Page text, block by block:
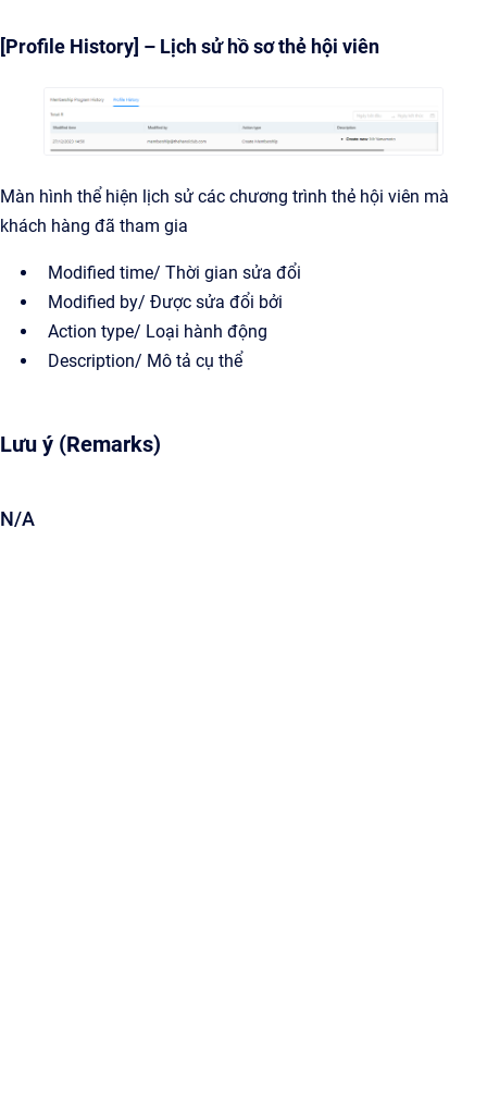
[Profile History] – Lịch sử hồ sơ thẻ hội viên
Màn hình thể hiện lịch sử các chương trình thẻ hội viên mà
khách hàng đã tham gia
Modified time/ Thời gian sửa đổi
Modified by/ Được sửa đổi bởi
Action type/ Loại hành động
Description/ Mô tả cụ thể
Lưu ý (Remarks)
N/A